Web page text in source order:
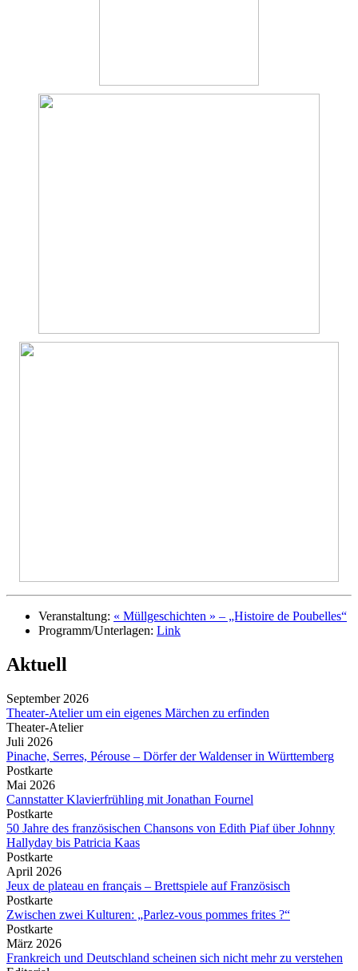
Veranstaltung: « Müllgeschichten » – „Histoire de Poubelles“
Programm/Unterlagen: Link
Aktuell
September 2026
Theater-Atelier um ein eigenes Märchen zu erfinden
Theater-Atelier
Juli 2026
Pinache, Serres, Pérouse – Dörfer der Waldenser in Württemberg
Postkarte
Mai 2026
Cannstatter Klavierfrühling mit Jonathan Fournel
Postkarte
50 Jahre des französischen Chansons von Edith Piaf über Johnny
Hallyday bis Patricia Kaas
Postkarte
April 2026
Jeux de plateau en français – Brettspiele auf Französisch
Postkarte
Zwischen zwei Kulturen: „Parlez-vous pommes frites ?“
Postkarte
März 2026
Frankreich und Deutschland scheinen sich nicht mehr zu verstehen